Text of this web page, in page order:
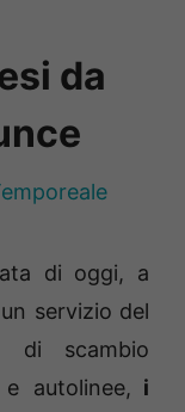
da
di oggi, a
servizio del
di scambio
autolinee, i